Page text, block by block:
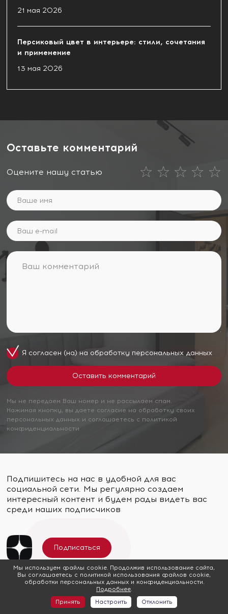
21 мая 2026
Персиковый цвет в интерьере: стили, сочетания
и применение
13 мая 2026
Оставьте комментарий
Оцените нашу статью
Я согласен (на) на обработку персональных данных
Мы не передаем Ваш номер и не рассылаем спам.
Нажимая кнопку, вы даете согласие на обработку своих
персональных данных и соглашаетесь с политикой
конфиденциальности
Подпишитесь на нас в удобной для вас
социальной сети. Мы регулярно создаем
интересный контент и будем рады видеть вас
среди наших подписчиков
Подписаться
Подписаться
Мы используем файлы cookie. Продолжив использование сайта,
Вы соглашаетесь с политикой использования файлов cookie,
обработки персональных данных и конфиденциальности.
Подробнее.
Принять
Настроить Отклонить